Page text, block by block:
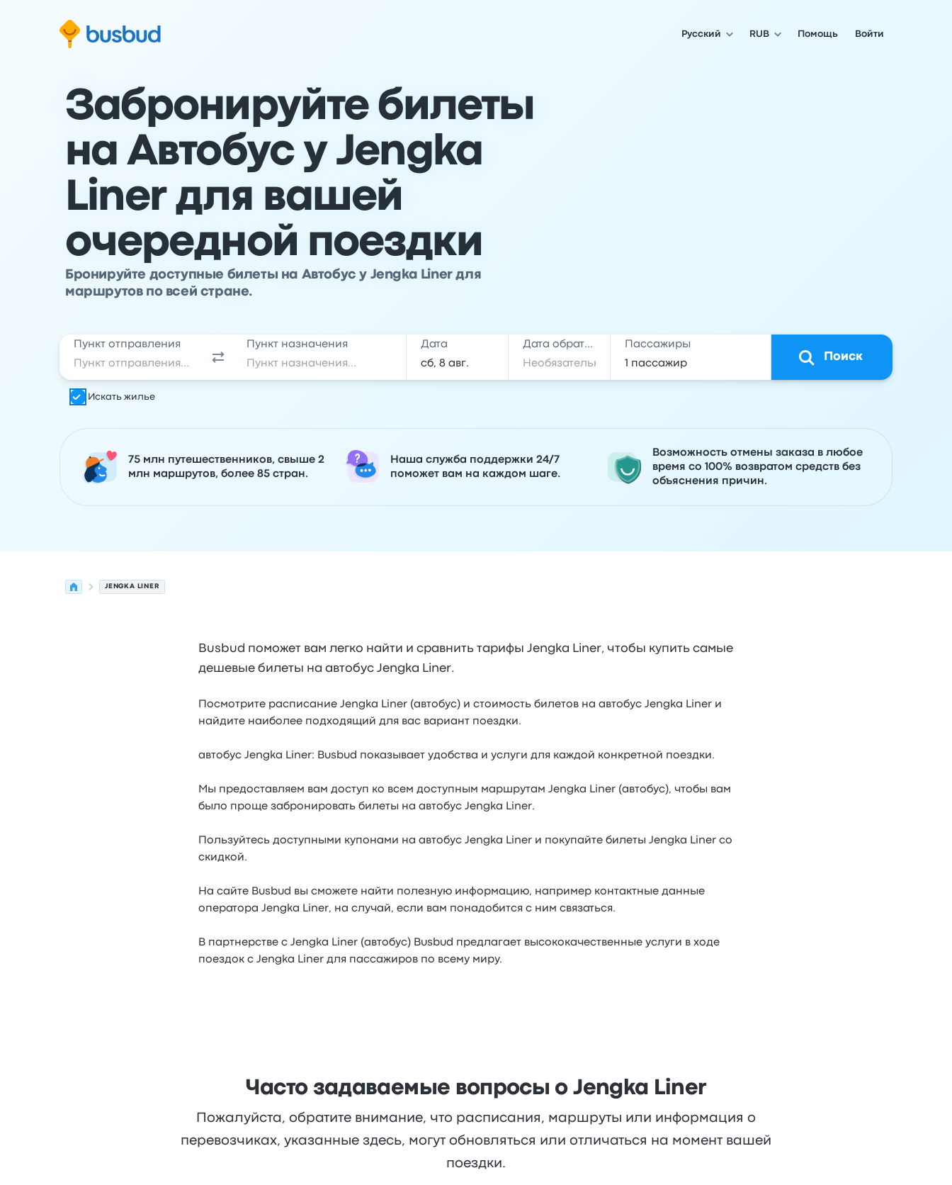
к форме поиска
к основной информации
к нижнему колонтитулу
Русский RUB Помощь Войти
Забронируйте билеты
на Автобус у Jengka
Liner для вашей
очередной поездки
Бронируйте доступные билеты на Автобус у Jengka Liner для
маршрутов по всей стране.
Пункт отправления Пункт назначения Дата Дата обратной поездки Пассажиры
Поиск
Искать жилье
75 млн путешественников, свыше 2
млн маршрутов, более 85 стран.
Наша служба поддержки 24/7
поможет вам на каждом шаге.
Возможность отмены заказа в любое
время со 100% возвратом средств без
объяснения причин.
JENGKA LINER
Busbud поможет вам легко найти и сравнить тарифы Jengka Liner, чтобы купить самые
дешевые билеты на автобус Jengka Liner.
Посмотрите расписание Jengka Liner (автобус) и стоимость билетов на автобус Jengka Liner и
найдите наиболее подходящий для вас вариант поездки.
автобус Jengka Liner: Busbud показывает удобства и услуги для каждой конкретной поездки.
Мы предоставляем вам доступ ко всем доступным маршрутам Jengka Liner (автобус), чтобы вам
было проще забронировать билеты на автобус Jengka Liner.
Пользуйтесь доступными купонами на автобус Jengka Liner и покупайте билеты Jengka Liner со
скидкой.
На сайте Busbud вы сможете найти полезную информацию, например контактные данные
оператора Jengka Liner, на случай, если вам понадобится с ним связаться.
В партнерстве с Jengka Liner (автобус) Busbud предлагает высококачественные услуги в ходе
поездок с Jengka Liner для пассажиров по всему миру.
Часто задаваемые вопросы о Jengka Liner
Пожалуйста, обратите внимание, что расписания, маршруты или информация о
перевозчиках, указанные здесь, могут обновляться или отличаться на момент вашей
поездки.